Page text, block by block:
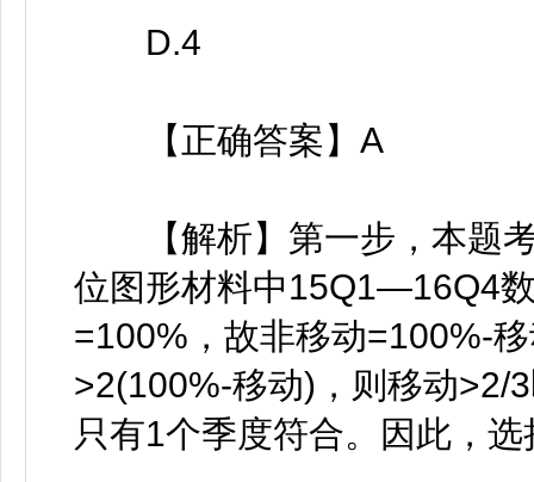
D.4
【正确答案】A
【解析】第一步，本题考
位图形材料中15Q1—16Q4
=100%，故非移动=100%-
>2(100%-移动)，则移动>2/
只有1个季度符合。因此，